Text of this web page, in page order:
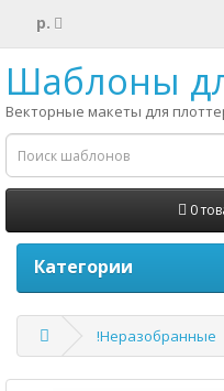
р.
Шаблоны
Векторные макеты для
0
Категории
!Неразобранные